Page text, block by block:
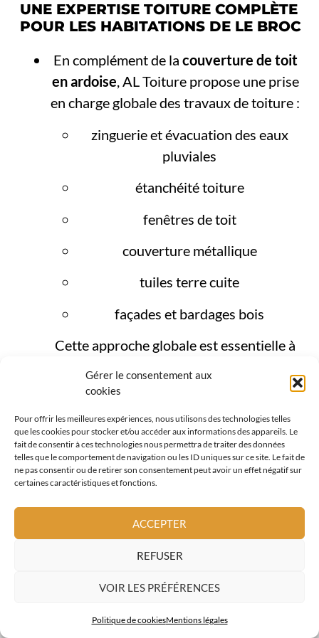
Gérer le consentement aux
cookies
Pour offrir les meilleures expériences, nous utilisons des technologies telles
que les cookies pour stocker et/ou accéder aux informations des appareils. Le
fait de consentir à ces technologies nous permettra de traiter des données
telles que le comportement de navigation ou les ID uniques sur ce site. Le fait de
ne pas consentir ou de retirer son consentement peut avoir un effet négatif sur
certaines caractéristiques et fonctions.
ACCEPTER
REFUSER
VOIR LES PRÉFÉRENCES
Politique de cookiesMentions légales
UNE EXPERTISE TOITURE COMPLÈTE
POUR LES HABITATIONS DE LE BROC
En complément de la couverture de toit
en ardoise, AL Toiture propose une prise
en charge globale des travaux de toiture :
zinguerie et évacuation des eaux
pluviales
étanchéité toiture
fenêtres de toit
couverture métallique
tuiles terre cuite
façades et bardages bois
Cette approche globale est essentielle à
comme un
DEMANDE DE DEVIS
FAQ –
COUVERTURE DE